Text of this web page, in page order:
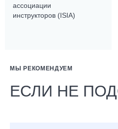
ассоциации
инструкторов (ISIA)
МЫ РЕКОМЕНДУЕМ
ЕСЛИ НЕ